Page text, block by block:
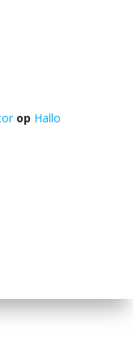
op Hallo